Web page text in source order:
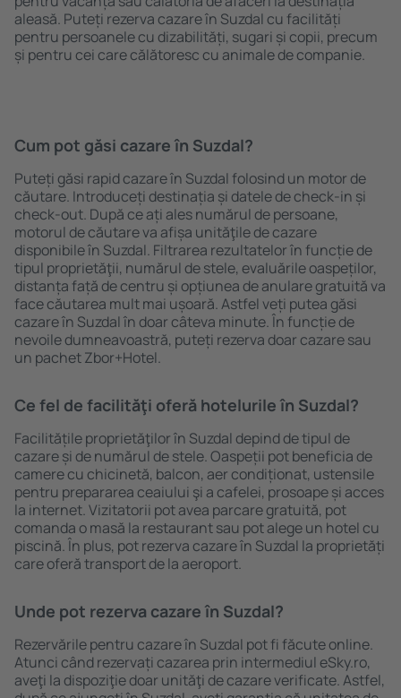
aleasă. Puteți rezerva cazare în Suzdal cu facilități
pentru persoanele cu dizabilități, sugari și copii, precum
și pentru cei care călătoresc cu animale de companie.
Cum pot găsi cazare în Suzdal?
Puteți găsi rapid cazare în Suzdal folosind un motor de
căutare. Introduceți destinația și datele de check-in și
check-out. După ce ați ales numărul de persoane,
motorul de căutare va afișa unităţile de cazare
disponibile în Suzdal. Filtrarea rezultatelor în funcție de
tipul proprietăţii, numărul de stele, evaluările oaspeților,
distanța față de centru și opțiunea de anulare gratuită va
face căutarea mult mai ușoară. Astfel veți putea găsi
cazare în Suzdal în doar câteva minute. În funcție de
nevoile dumneavoastră, puteți rezerva doar cazare sau
un pachet Zbor+Hotel.
Ce fel de facilităţi oferă hotelurile în Suzdal?
Facilitățile proprietăţilor în Suzdal depind de tipul de
cazare și de numărul de stele. Oaspeții pot beneficia de
camere cu chicinetă, balcon, aer condiționat, ustensile
pentru prepararea ceaiului şi a cafelei, prosoape și acces
la internet. Vizitatorii pot avea parcare gratuită, pot
comanda o masă la restaurant sau pot alege un hotel cu
piscină. În plus, pot rezerva cazare în Suzdal la proprietăți
care oferă transport de la aeroport.
Unde pot rezerva cazare în Suzdal?
Rezervările pentru cazare în Suzdal pot fi făcute online.
Atunci când rezervați cazarea prin intermediul eSky.ro,
aveţi la dispoziţie doar unităţi de cazare verificate. Astfel,